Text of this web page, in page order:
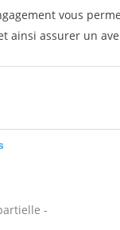
vous
ainsi assurer un
-